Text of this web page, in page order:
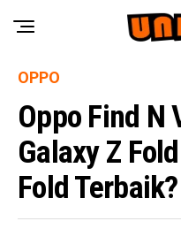
OPPO
Oppo Find N
Galaxy Z
Fold Terbaik?